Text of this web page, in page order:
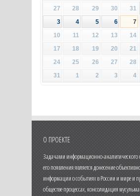
27 28 29 30 31
3
4 5 6 7
10
11 12 13 14
17
18 19 20 21
24
25 26 27 28
31
1 2 3 4
О ПРОЕКТЕ
Задачами информационно-аналитического
его появления является донесение
информации о событиях в России и мире и
обществе процессах, консолидация